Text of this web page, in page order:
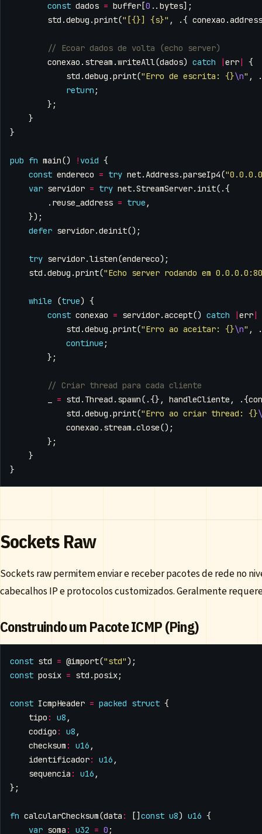
const dados = buffer [0 .. bytes];
std .debug .print("[{}] {s}" , .{ conexao .address
conexao . stream .writeAll(dados) catch |err|
{
std .debug .print("Erro de escrita: {}\n" ,
return ;
};
}
}
pub fn main() ! void {
const endereco = try net.Address.parseIp4(
var servidor = try net.StreamServer. init(.{
. reuse_address = true ,
});
defer servidor.deinit();
try servidor.listen(endereco);
std .debug .print("Echo server rodando em
while (true) {
const conexao = servidor.accept() catch |err|
std .debug .print("Erro ao aceitar: {}\n" ,
continue ;
};
= std . Thread . spawn(.{}, handleCliente , .{
std .debug .print("Erro ao criar thread: {}
conexao . stream .close();
};
}
}
Sockets Raw
Sockets raw permitem enviar e receber pacotes de rede no
cabecalhos IP e protocolos customizados. Geralmente
Construindo um Pacote ICMP (Ping)
const std = @import("std");
const posix = std .posix;
const IcmpHeader = packed struct {
tipo : u8 ,
codigo : u8 ,
checksum : u16 ,
identificador: u16 ,
sequencia : u16 ,
};
fn calcularChecksum(data : [] const u8) u16 {
var soma : u32 = 0 ;